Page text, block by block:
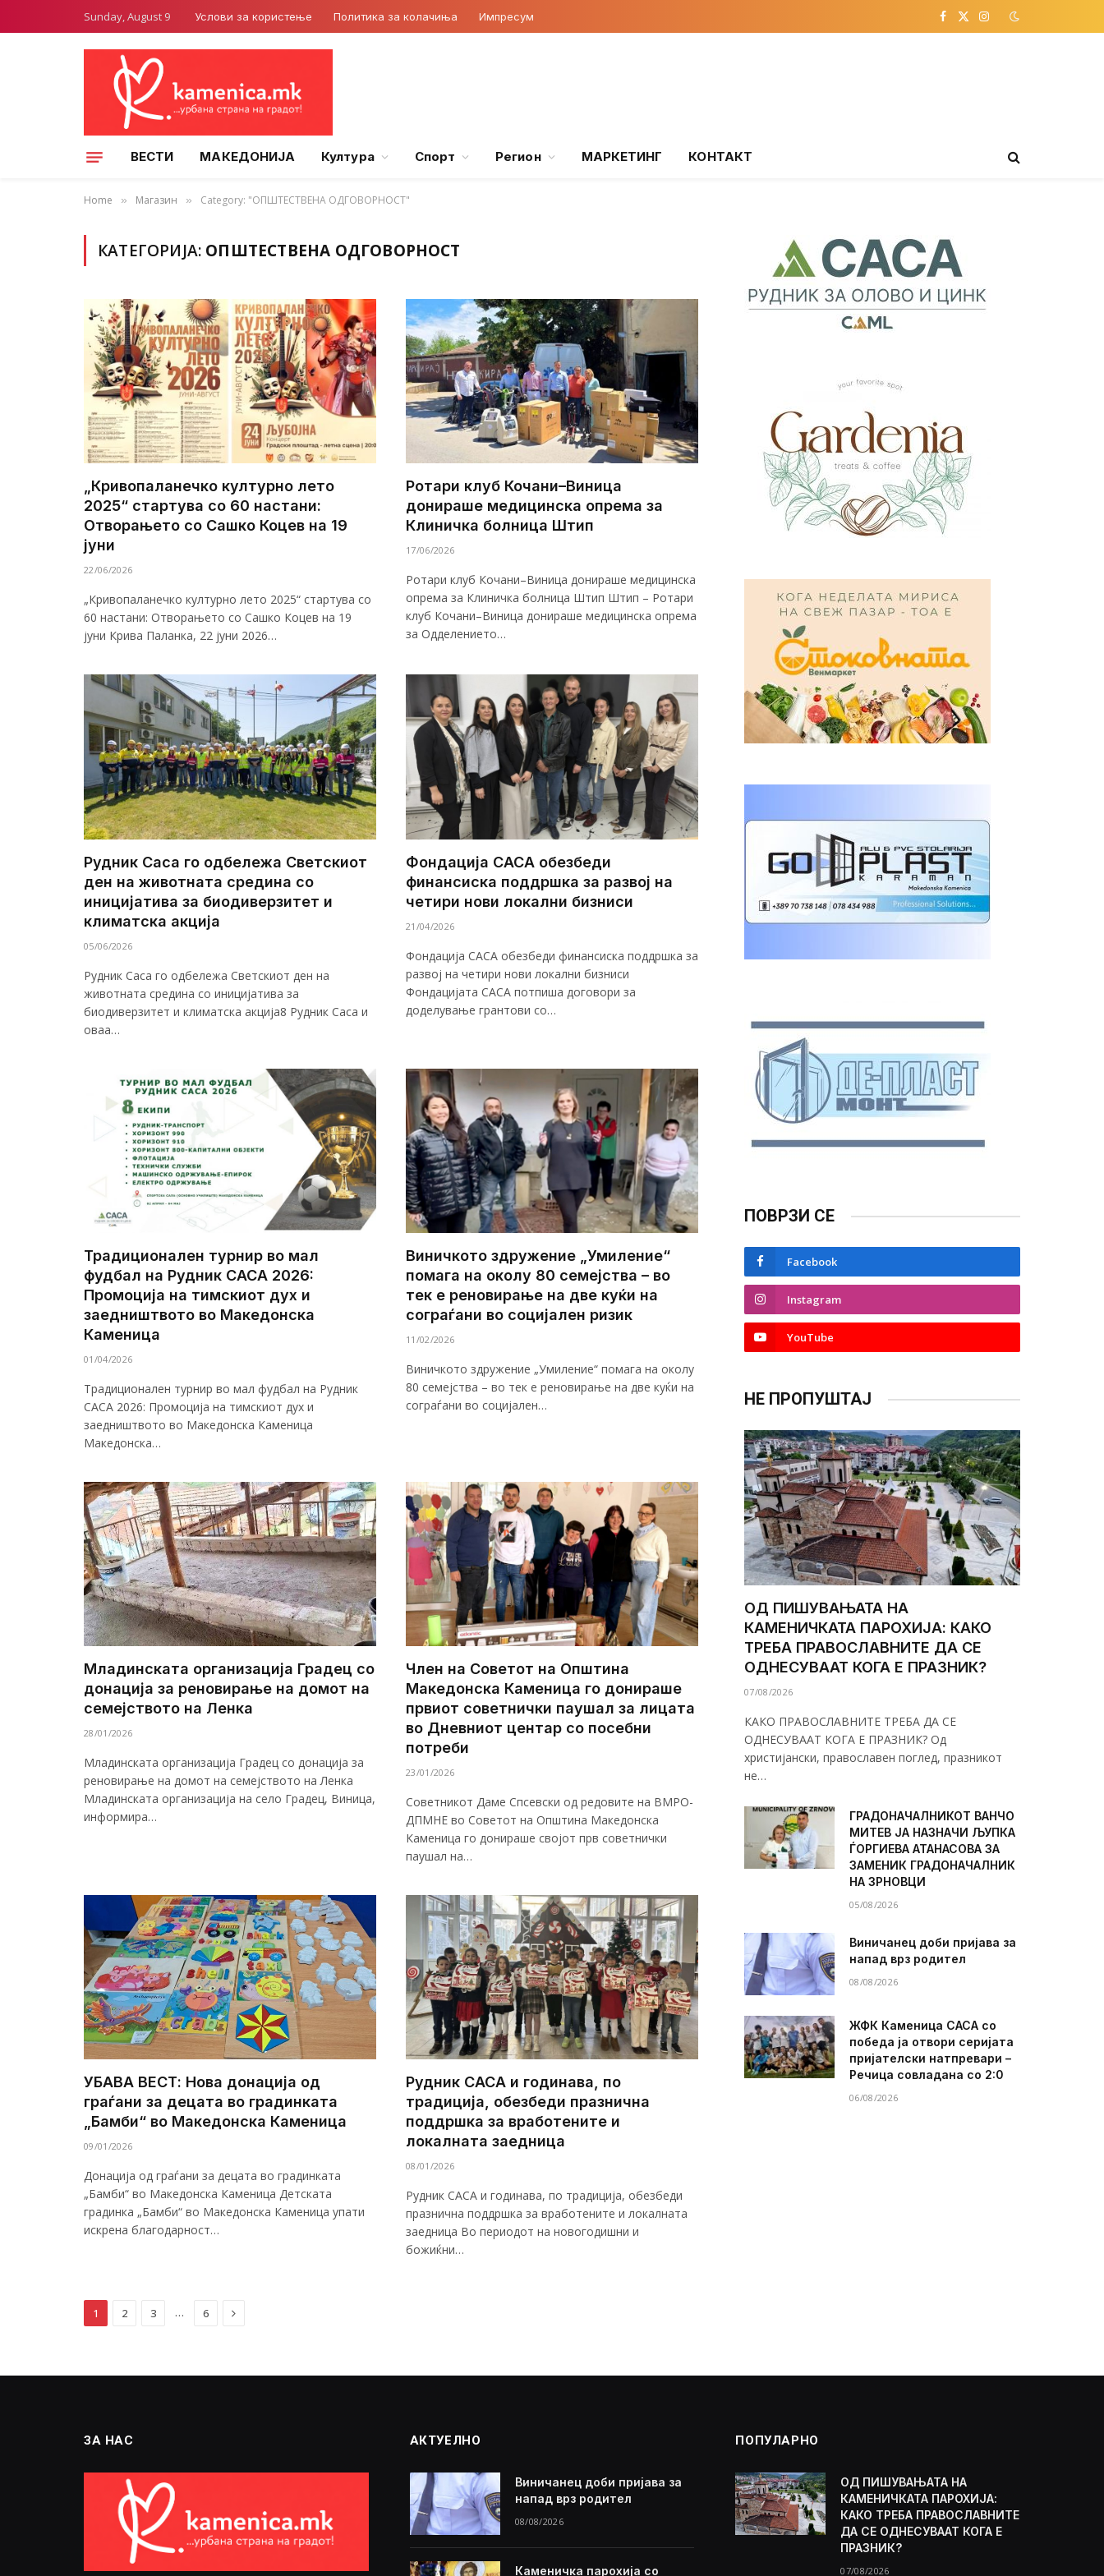
Sunday, August 9 Услови за користење Политика за колачиња Импресум Facebook
X
Instagram
ВЕСТИ МАКЕДОНИЈА Култура Спорт Регион МАРКЕТИНГ КОНТАКТ
Home » Магазин » Category: "ОПШТЕСТВЕНА ОДГОВОРНОСТ"
КАТЕГОРИЈА: ОПШТЕСТВЕНА ОДГОВОРНОСТ
„Кривопаланечко културно лето
2025“ стартува со 60 настани:
Отворањето со Сашко Коцев на 19
јуни
22/06/2026
„Кривопаланечко културно лето 2025“ стартува со
60 настани: Отворањето со Сашко Коцев на 19
јуни Крива Паланка, 22 јуни 2026…
Ротари клуб Кочани–Виница
донираше медицинска опрема за
Клиничка болница Штип
17/06/2026
Ротари клуб Кочани–Виница донираше медицинска
опрема за Клиничка болница Штип Штип – Ротари
клуб Кочани–Виница донираше медицинска опрема
за Одделението…
Рудник Саса го одбележа Светскиот
ден на животната средина со
иницијатива за биодиверзитет и
климатска акција
05/06/2026
Рудник Саса го одбележа Светскиот ден на
животната средина со иницијатива за
биодиверзитет и климатска акција8 Рудник Саса и
оваа…
Фондација САСА обезбеди
финансиска поддршка за развој на
четири нови локални бизниси
21/04/2026
Фондација САСА обезбеди финансиска поддршка за
развој на четири нови локални бизниси
Фондацијата САСА потпиша договори за
доделување грантови со…
Традиционален турнир во мал
фудбал на Рудник САСА 2026:
Промоција на тимскиот дух и
заедништвото во Македонска
Каменица
01/04/2026
Традиционален турнир во мал фудбал на Рудник
САСА 2026: Промоција на тимскиот дух и
заедништвото во Македонска Каменица
Македонска…
Виничкото здружение „Умиление“
помага на околу 80 семејства – во
тек е реновирање на две куќи на
сограѓани во социјален ризик
11/02/2026
Виничкото здружение „Умиление“ помага на околу
80 семејства – во тек е реновирање на две куќи на
сограѓани во социјален…
Младинската организација Градец со
донација за реновирање на домот на
семејството на Ленка
28/01/2026
Младинската организација Градец со донација за
реновирање на домот на семејството на Ленка
Младинската организација на село Градец, Виница,
информира…
Член на Советот на Општина
Македонска Каменица го донираше
првиот советнички паушал за лицата
во Дневниот центар со посебни
потреби
23/01/2026
Советникот Даме Спсевски од редовите на ВМРО-
ДПМНЕ во Советот на Општина Македонска
Каменица го донираше својот прв советнички
паушал на…
УБАВА ВЕСТ: Нова донација од
граѓани за децата во градинката
„Бамби“ во Македонска Каменица
09/01/2026
Донација од граѓани за децата во градинката
„Бамби“ во Македонска Каменица Детската
градинка „Бамби“ во Македонска Каменица упати
искрена благодарност…
Рудник САСА и годинава, по
традиција, обезбеди празнична
поддршка за вработените и
локалната заедница
08/01/2026
Рудник САСА и годинава, по традиција, обезбеди
празнична поддршка за вработените и локалната
заедница Во периодот на новогодишни и
божиќни…
1 2 3 … 6 Next
ПОВРЗИ СЕ
Facebook
Instagram
YouTube
НЕ ПРОПУШТАЈ
ОД ПИШУВАЊАТА НА
КАМЕНИЧКАТА ПАРОХИЈА: КАКО
ТРЕБА ПРАВОСЛАВНИТЕ ДА СЕ
ОДНЕСУВААТ КОГА Е ПРАЗНИК?
07/08/2026
КАКО ПРАВОСЛАВНИТЕ ТРЕБА ДА СЕ
ОДНЕСУВААТ КОГА Е ПРАЗНИК? Од
христијански, православен поглед, празникот
не…
ГРАДОНАЧАЛНИКОТ ВАНЧО
МИТЕВ ЈА НАЗНАЧИ ЉУПКА
ЃОРГИЕВА АТАНАСОВА ЗА
ЗАМЕНИК ГРАДОНАЧАЛНИК
НА ЗРНОВЦИ
05/08/2026
Виничанец доби пријава за
напад врз родител
08/08/2026
ЖФК Каменица САСА со
победа ја отвори серијата
пријателски натпревари –
Речица совладана со 2:0
06/08/2026
ЗА НАС АКТУЕЛНО
Виничанец доби пријава за
напад врз родител
08/08/2026
Каменичка парохија со
ПОПУЛАРНО
ОД ПИШУВАЊАТА НА
КАМЕНИЧКАТА ПАРОХИЈА:
КАКО ТРЕБА ПРАВОСЛАВНИТЕ
ДА СЕ ОДНЕСУВААТ КОГА Е
ПРАЗНИК?
07/08/2026